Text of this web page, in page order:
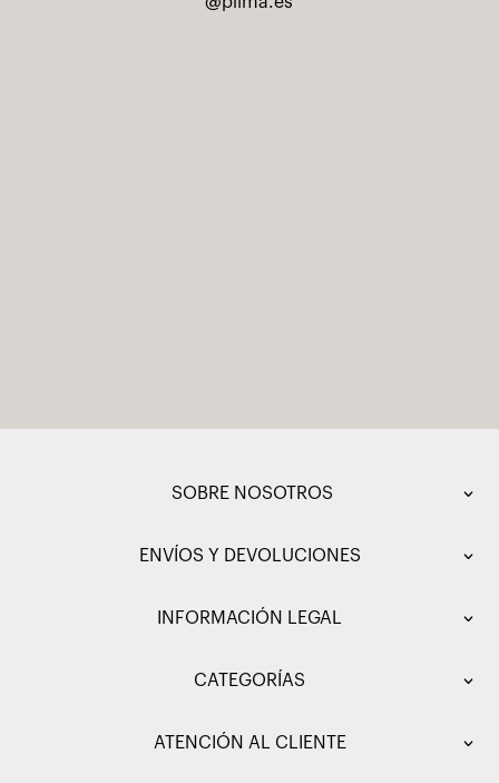
SOBRE NOSOTROS
ENVÍOS Y DEVOLUCIONES
INFORMACIÓN LEGAL
CATEGORÍAS
ATENCIÓN AL CLIENTE